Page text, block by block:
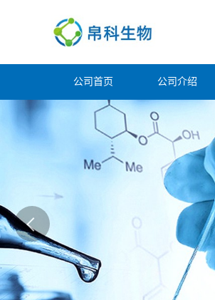
公司首页 公司介绍